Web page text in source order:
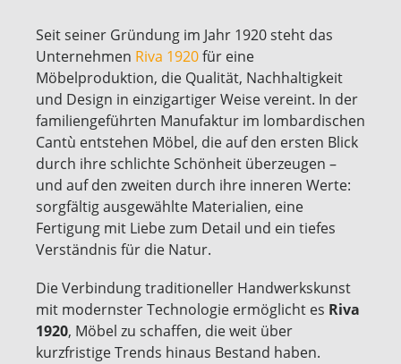
Seit seiner Gründung im Jahr 1920 steht das
Unternehmen Riva 1920für eine
Möbelproduktion, die Qualität, Nachhaltigkeit
und Design in einzigartiger Weise vereint. In der
familiengeführten Manufaktur im lombardischen
Cantù entstehen Möbel, die auf den ersten Blick
durch ihre schlichte Schönheit überzeugen –
und auf den zweiten durch ihre inneren Werte:
sorgfältig ausgewählte Materialien, eine
Fertigung mit Liebe zum Detail und ein tiefes
Verständnis für die Natur.
Die Verbindung traditioneller Handwerkskunst
mit modernster Technologie ermöglicht es Riva
1920, Möbel zu schaffen, die weit über
kurzfristige Trends hinaus Bestand haben.